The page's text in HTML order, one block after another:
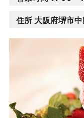
住所 大阪府堺市